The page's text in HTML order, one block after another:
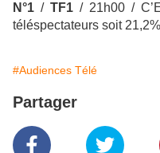
N°1 / TF1 / 21h00 /
téléspectateurs soit
#Audiences Télé
Partager